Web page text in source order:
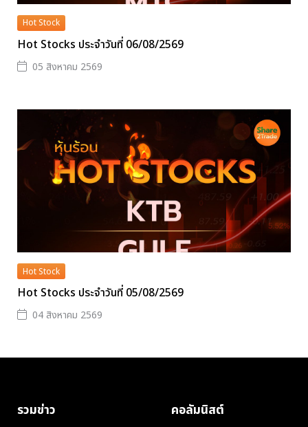
Hot Stock
Hot Stocks ประจำวันที่ 06/08/2569
05 สิงหาคม 2569
Hot Stock
Hot Stocks ประจำวันที่ 05/08/2569
04 สิงหาคม 2569
รวมข่าว คอลัมนิสต์